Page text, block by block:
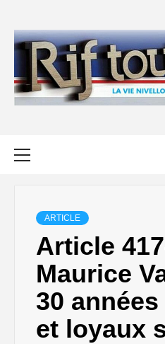
content
ARTICLE
Article
Maurice
30
et loyaux